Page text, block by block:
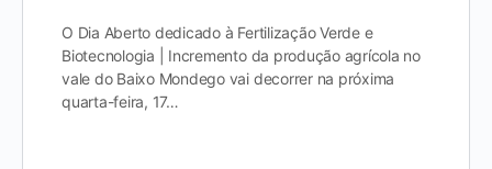
O Dia Aberto dedicado à Fertilização Verde e
Biotecnologia | Incremento da produção agrícola no
vale do Baixo Mondego vai decorrer na próxima
quarta-feira, 17…